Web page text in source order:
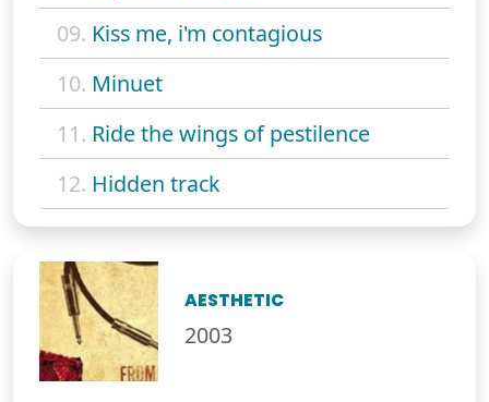
09. Kiss me, i'm contagious
10. Minuet
11. Ride the wings of pestilence
12. Hidden track
AESTHETIC
2003